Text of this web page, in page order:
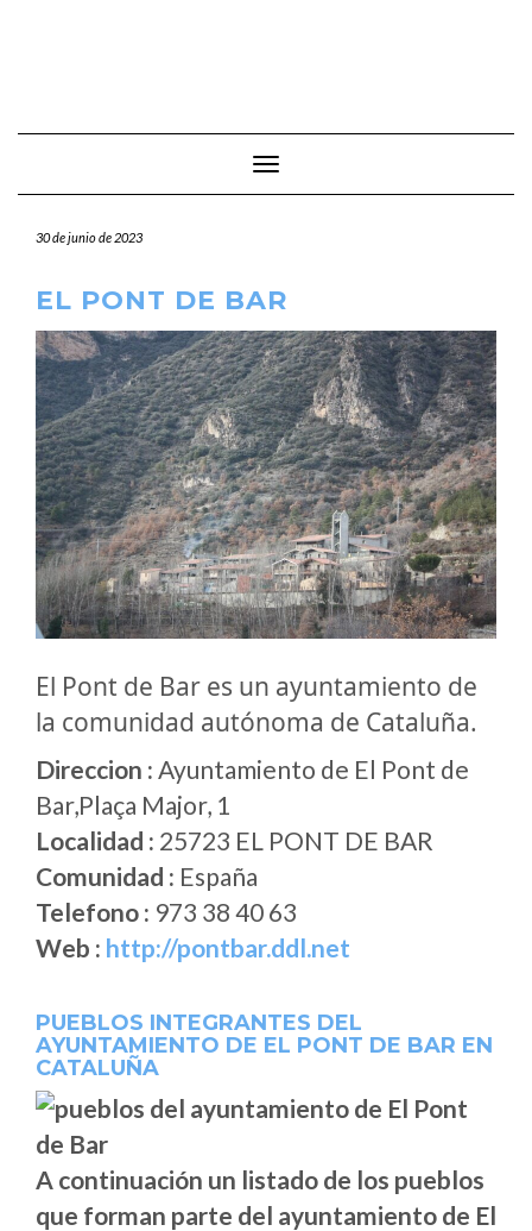
Cambiar modo de navegación
30 de junio de 2023
EL PONT DE BAR
El Pont de Bar es un ayuntamiento de
la comunidad autónoma de Cataluña.
Direccion : Ayuntamiento de El Pont de
Bar,Plaça Major, 1
Localidad : 25723 EL PONT DE BAR
Comunidad : España
Telefono : 973 38 40 63
Web : http://pontbar.ddl.net
PUEBLOS INTEGRANTES DEL
AYUNTAMIENTO DE EL PONT DE BAR EN
CATALUÑA
A continuación un listado de los pueblos
que forman parte del ayuntamiento de El